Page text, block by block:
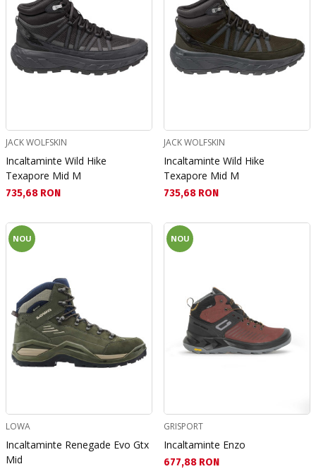
JACK WOLFSKIN
Incaltaminte Wild Hike
Texapore Mid M
Текуща цена:
735,68 RON
JACK WOLFSKIN
Incaltaminte Wild Hike
Texapore Mid M
Текуща цена:
735,68 RON
NOU
LOWA
Incaltaminte Renegade Evo Gtx
Mid
NOU
GRISPORT
Incaltaminte Enzo
Текуща цена:
677,88 RON